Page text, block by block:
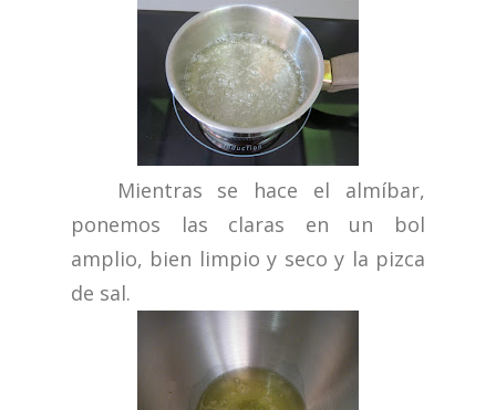
Mientras se hace el almíbar,
ponemos las claras en un bol
amplio, bien limpio y seco y la pizca
de sal.